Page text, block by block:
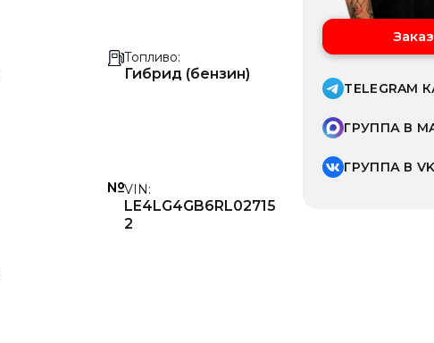
Топливо
Гибрид (бензин)
VIN
LE4LG4GB6RL02715
2
TELEGRAM
ГРУППА В
ГРУППА В VK